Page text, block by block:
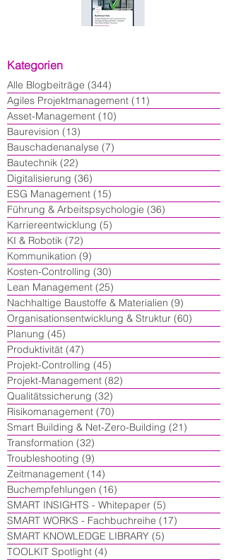
Kategorien
Alle Blogbeiträge (344)
Agiles Projektmanagement (11)
Asset-Management (10)
Baurevision (13)
Bauschadenanalyse (7)
Bautechnik (22)
Digitalisierung (36)
ESG Management (15)
Führung & Arbeitspsychologie (36)
Karriereentwicklung (5)
KI & Robotik (72)
Kommunikation (9)
Kosten-Controlling (30)
Lean Management (25)
Nachhaltige Baustoffe & Materialien (9)
Organisationsentwicklung & Struktur (60)
Planung (45)
Produktivität (47)
Projekt-Controlling (45)
Projekt-Management (82)
Qualitätssicherung (32)
Risikomanagement (70)
Smart Building & Net-Zero-Building (21)
Transformation (32)
Troubleshooting (9)
Zeitmanagement (14)
Buchempfehlungen (16)
SMART INSIGHTS - Whitepaper (5)
SMART WORKS - Fachbuchreihe (17)
SMART KNOWLEDGE LIBRARY (5)
TOOLKIT Spotlight (4)